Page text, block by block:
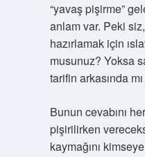
“yavaş pişirme”
anlam var. Peki
hazırlamak için
musunuz? Yoksa
tarifin arkasında
Bunun cevabını
pişirilirken
kaymağını